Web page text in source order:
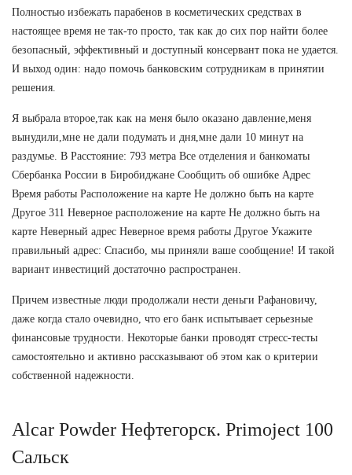
Полностью избежать парабенов в косметических средствах в
настоящее время не так-то просто, так как до сих пор найти более
безопасный, эффективный и доступный консервант пока не удается.
И выход один: надо помочь банковским сотрудникам в принятии
решения.
Я выбрала второе,так как на меня было оказано давление,меня
вынудили,мне не дали подумать и дня,мне дали 10 минут на
раздумье. В Расстояние: 793 метра Все отделения и банкоматы
Сбербанка России в Биробиджане Сообщить об ошибке Адрес
Время работы Расположение на карте Не должно быть на карте
Другое 311 Неверное расположение на карте Не должно быть на
карте Неверный адрес Неверное время работы Другое Укажите
правильный адрес: Спасибо, мы приняли ваше сообщение! И такой
вариант инвестиций достаточно распространен.
Причем известные люди продолжали нести деньги Рафановичу,
даже когда стало очевидно, что его банк испытывает серьезные
финансовые трудности. Некоторые банки проводят стресс-тесты
самостоятельно и активно рассказывают об этом как о критерии
собственной надежности.
Alcar Powder Нефтегорск. Primoject 100
Сальск